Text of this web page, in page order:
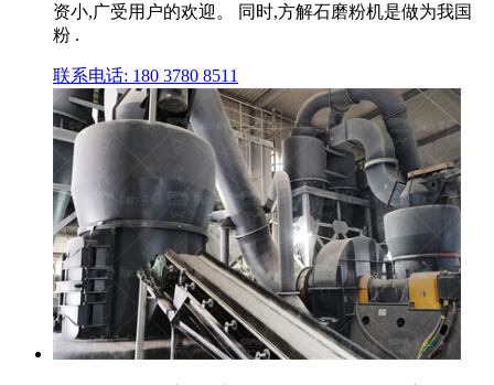
资小,广受用户的欢迎。 同时,方解石磨粉机是做为我国
粉 .
联系电话: 180 3780 8511